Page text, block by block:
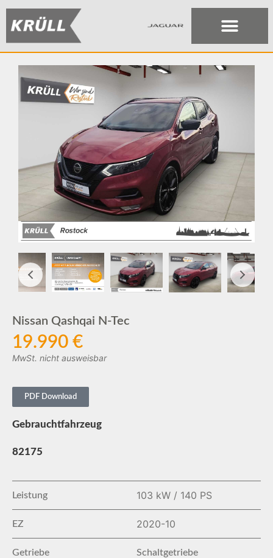
Nissan Qashqai N-Tec
19.990 €
MwSt. nicht ausweisbar
PDF Download
Gebrauchtfahrzeug
82175
Leistung 103 kW / 140 PS
EZ 2020-10
Getriebe Schaltgetriebe